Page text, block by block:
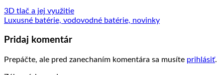
3D tlač a jej využitie
Luxusné batérie, vodovodné batérie, novinky
Pridaj komentár
Prepáčte, ale pred zanechaním komentára sa musíte prihlásiť.